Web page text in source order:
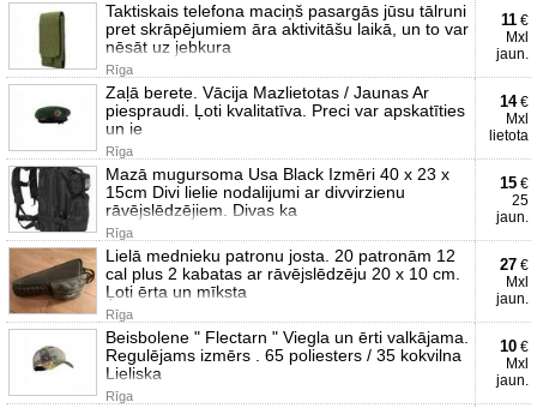
Taktiskais telefona maciņš pasargās jūsu tālruni
pret skrāpējumiem āra aktivitāšu laikā, un to var
nēsāt uz jebkura
Rīga
11 €
Mxl
jaun.
Zaļā berete. Vācija Mazlietotas / Jaunas Ar
piespraudi. Ļoti kvalitatīva. Preci var apskatīties
un ie
Rīga
14€
Mxl
lietota
Mazā mugursoma Usa Black Izmēri 40 x 23 x
15cm Divi lielie nodalijumi ar divvirzienu
rāvējslēdzējiem. Divas ka
Rīga
15 €
25
jaun.
Lielā mednieku patronu josta. 20 patronām 12
cal plus 2 kabatas ar rāvējslēdzēju 20 x 10 cm.
Ļoti ērta un mīksta
Rīga
27 €
Mxl
jaun.
Beisbolene " Flectarn " Viegla un ērti valkājama.
Regulējams izmērs . 65 poliesters / 35 kokvilna
Lieliska
Rīga
10 €
Mxl
jaun.